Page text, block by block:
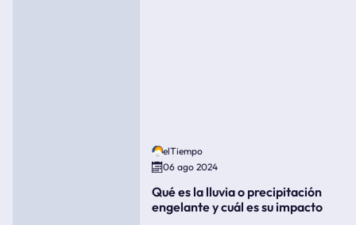
elTiempo
06 ago 2024
Qué es la lluvia o precipitación
engelante y cuál es su impacto